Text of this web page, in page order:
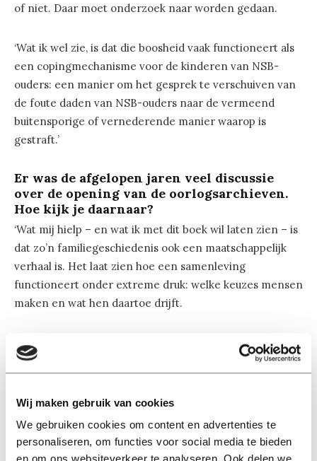
Wij maken gebruik van cookies
We gebruiken cookies om content en advertenties te
personaliseren, om functies voor social media te bieden
of niet. Daar moet onderzoek naar worden gedaan.
‘Wat ik wel zie, is dat die boosheid vaak functioneert als
een copingmechanisme voor de kinderen van NSB-
ouders: een manier om het gesprek te verschuiven van
de foute daden van NSB-ouders naar de vermeend
buitensporige of vernederende manier waarop is
gestraft.’
Er was de afgelopen jaren veel discussie
over de opening van de oorlogsarchieven.
Hoe kijk je daarnaar?
‘Wat mij hielp – en wat ik met dit boek wil laten zien – is
dat zo’n familiegeschiedenis ook een maatschappelijk
verhaal is. Het laat zien hoe een samenleving
functioneert onder extreme druk: welke keuzes mensen
maken en wat hen daartoe drijft.
‘Bovendien gaat het dossier in het Nationaal Archief van
mijn opa niet alleen over hem, maar ook over de
nazaten van die slachtoffers hebben recht op inzicht in
‘foute’ Nederlanders mogen bepalen wie toegang krijgt
tot die geschiedenis.’